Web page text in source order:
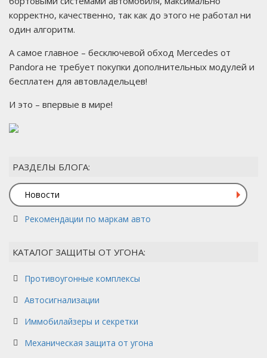
корректно, качественно, так как до этого не работал ни
один алгоритм.
А самое главное – бесключевой обход Mercedes от
Pandora не требует покупки дополнительных модулей и
бесплатен для автовладельцев!
И это – впервые в мире!
РАЗДЕЛЫ БЛОГА:
Новости
Рекомендации по маркам авто
КАТАЛОГ ЗАЩИТЫ ОТ УГОНА:
Противоугонные комплексы
Автосигнализации
Иммобилайзеры и секретки
Механическая защита от угона